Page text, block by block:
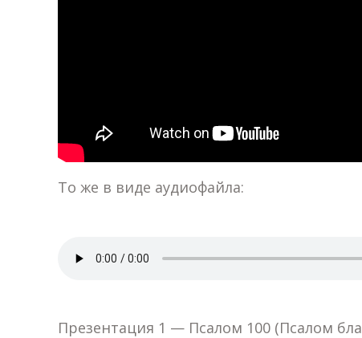
То же в виде аудиофайла:
Презентация 1 — Псалом 100 (Псалом